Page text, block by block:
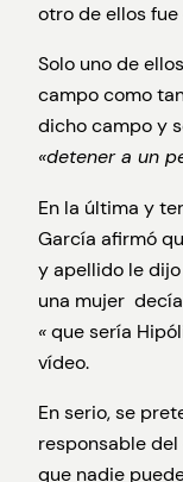
otro de ellos
Solo uno de
campo como
dicho campo y
«detener a un
En la última y
García afirmó
y apellido le
una mujer decía
«que sería
vídeo.
En serio, se
responsable
que nadie